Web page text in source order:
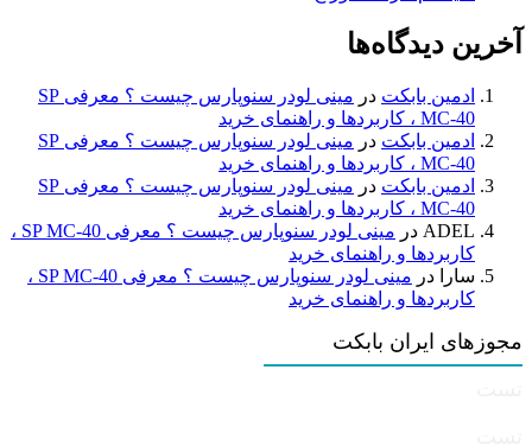
آخرین دیدگاه‌ها
ادمین بابکت در
مینی لودر سنوپارس چیست ؟ معرفی SP
MC-40 ، کاربردها و راهنمای خرید
ادمین بابکت در
مینی لودر سنوپارس چیست ؟ معرفی SP
MC-40 ، کاربردها و راهنمای خرید
ادمین بابکت در
مینی لودر سنوپارس چیست ؟ معرفی SP
MC-40 ، کاربردها و راهنمای خرید
ADEL در
مینی لودر سنوپارس چیست ؟ معرفی SP MC-40 ،
کاربردها و راهنمای خرید
سارا
در
مینی لودر سنوپارس چیست ؟ معرفی SP MC-40 ،
کاربردها و راهنمای خرید
مجوزهای ایران بابکت